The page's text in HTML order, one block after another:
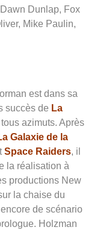
Dunlap, Fox
Mike Paulin,
est dans sa
succès de La
azimuts. Après
Galaxie de la
Space Raiders, il
la réalisation à
productions New
la chaise du
de scénario
Holzman